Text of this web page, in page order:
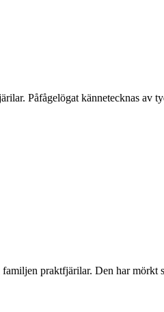
Påfågelögat kännetecknas av
praktfjärilar. Den har mörkt